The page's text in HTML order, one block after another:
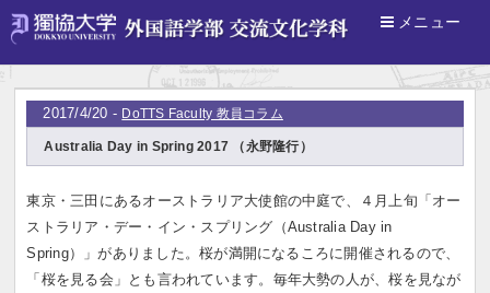
メニュー
ホーム
2017/4/20 - DoTTS Faculty 教員コラム
Australia Day in Spring 2017 （永野隆行）
東京・三田にあるオーストラリア大使館の中庭で、４月上旬「オー
ストラリア・デー・イン・スプリング（Australia Day in
Spring）」がありました。桜が満開になるころに開催されるので、
「桜を見る会」とも言われています。毎年大勢の人が、桜を見なが